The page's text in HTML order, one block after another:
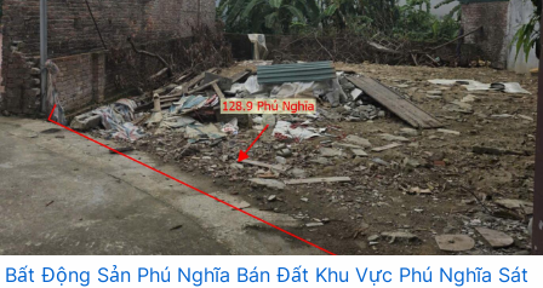
Bất Động Sản Phú Nghĩa Bán Đất Khu Vực Phú Nghĩa Sát